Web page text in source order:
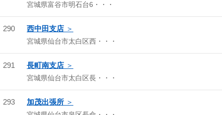
宮城県富谷市明石台6・・・
290 西中田支店
宮城県仙台市太白区西・・・
291 長町南支店
宮城県仙台市太白区長・・・
293 加茂出張所